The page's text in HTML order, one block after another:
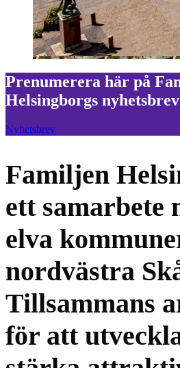
Prenumerera här på
Helsingborgs nyhetsbrev
Nyhetsbrev
Familjen
ett samarbete
elva
nordvästra
Tillsammans
för att